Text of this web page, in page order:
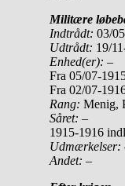
Militære
Indtrådt: 03/
Udtrådt: 19/
Enhed(er): –
Fra 05/07-
Fra 02/07-
Rang: Menig,
Såret: –
1915-1916
Udmærkelser:
Andet: –